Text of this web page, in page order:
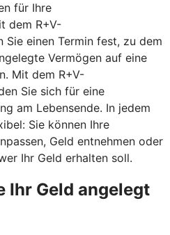
für Ihre
dem R+V-
Sie einen Termin fest, zu dem
Vermögen auf eine
Mit dem R+V-
Sie sich für eine
am Lebensende. In jedem
Sie können Ihre
Geld entnehmen oder
Ihr Geld erhalten soll.
Ihr Geld angelegt